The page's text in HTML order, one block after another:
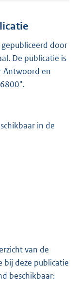
door
De publicatie is
Antwoord en
in de
van de
bij deze publicatie
beschikbaar: